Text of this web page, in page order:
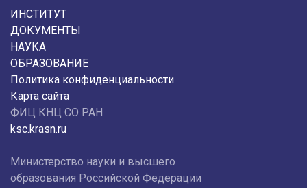
ИНСТИТУТ
ДОКУМЕНТЫ
НАУКА
ОБРАЗОВАНИЕ
Политика конфиденциальности
Карта сайта
ФИЦ КНЦ СО РАН
ksc.krasn.ru
Министерство науки и высшего
образования Российской Федерации